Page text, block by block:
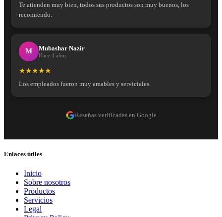
Te atienden muy bien, todos sus productos son muy buenos, los
recomiendo.
M Mubashar Nazir
Hace 4 años
★★★★★
Los empleados fueron muy amables y serviciales.
Reseñas verificadas en Google
Enlaces útiles
Inicio
Sobre nosotros
Productos
Servicios
Legal